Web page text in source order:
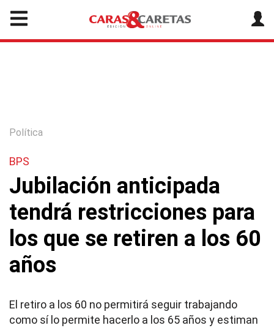
Política
BPS
Jubilación anticipada
tendrá restricciones para
los que se retiren a los 60
años
El retiro a los 60 no permitirá seguir trabajando
como sí lo permite hacerlo a los 65 años y estiman